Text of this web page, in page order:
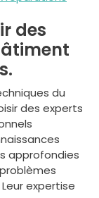
des
du
des experts
approfondies
expertise